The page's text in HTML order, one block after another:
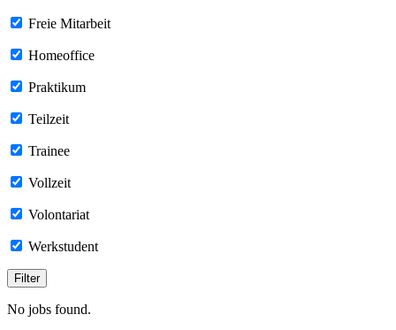
Freie Mitarbeit
Homeoffice
Praktikum
Teilzeit
Trainee
Vollzeit
Volontariat
Werkstudent
No jobs found.